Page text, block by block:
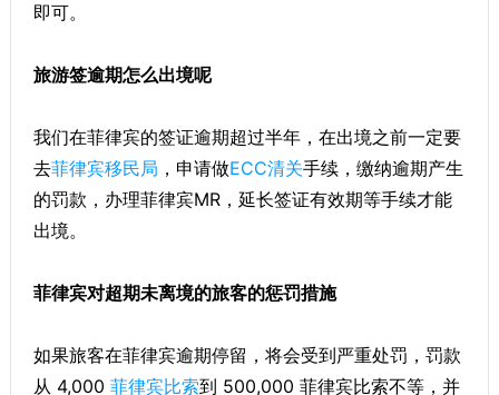
即可。
旅游签逾期怎么出境呢
我们在菲律宾的签证逾期超过半年，在出境之前一定要
去菲律宾移民局 ，申请做ECC清关手续，缴纳逾期产生
的罚款，办理菲律宾MR，延长签证有效期等手续才能
出境。
菲律宾对超期未离境的旅客的惩罚措施
如果旅客在菲律宾逾期停留，将会受到严重处罚，罚款
从 4,000 菲律宾比索到 500,000 菲律宾比索不等，并